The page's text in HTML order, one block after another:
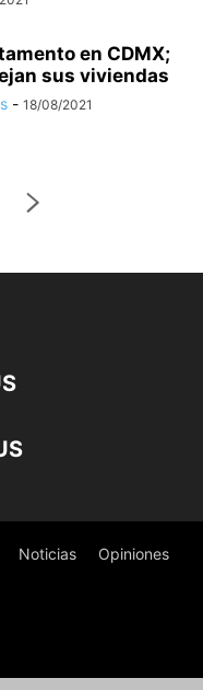
en CDMX;
sus viviendas
- 18/08/2021
Noticias Opiniones